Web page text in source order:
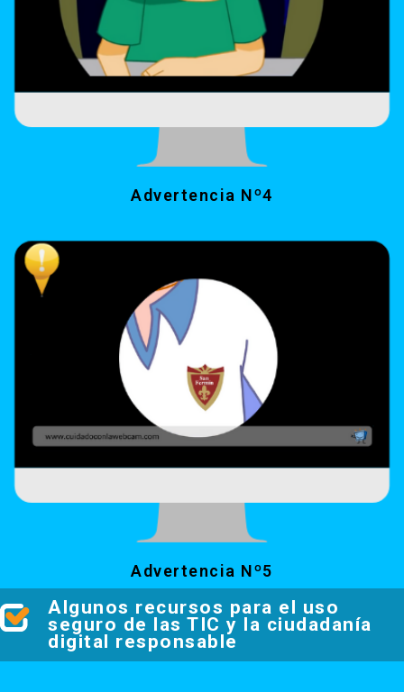
Advertencia Nº4
Advertencia Nº5
Algunos recursos para el uso
seguro de las TIC y la ciudadanía
digital responsable